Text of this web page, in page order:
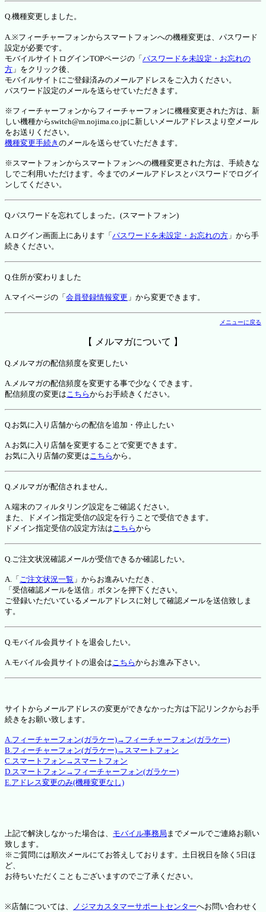
Q.機種変更しました。
A.※フィーチャーフォンからスマートフォンへの機種変更は、パスワード
設定が必要です。
モバイルサイトログインTOPページの「 パスワードを未設定・お忘れの
方 」をクリック後、
モバイルサイトにご登録済みのメールアドレスをご入力ください。
パスワード設定のメールを送らせていただきます。
※フィーチャーフォンからフィーチャーフォンに機種変更された方は、新
しい機種からswitch@m.nojima.co.jpに新しいメールアドレスより空メール
をお送りください。
機種変更手続き のメールを送らせていただきます。
※スマートフォンからスマートフォンへの機種変更された方は、手続きな
しでご利用いただけます。今までのメールアドレスとパスワードでログイ
ンしてください。
Q.パスワードを忘れてしまった。(スマートフォン)
A.ログイン画面上にあります「 パスワードを未設定・お忘れの方 」から手
続きください。
Q.住所が変わりました
A.マイページの「 会員登録情報変更 」から変更できます。
メニューに戻る
【 メルマガについて 】
Q.メルマガの配信頻度を変更したい
A.メルマガの配信頻度を変更する事で少なくできます。
配信頻度の変更はこちらからお手続きください。
Q.お気に入り店舗からの配信を追加・停止したい
A.お気に入り店舗を変更することで変更できます。
お気に入り店舗の変更はこちらから。
Q.メルマガが配信されません。
A.端末のフィルタリング設定をご確認ください。
また、ドメイン指定受信の設定を行うことで受信できます。
ドメイン指定受信の設定方法はこちらから
Q.ご注文状況確認メールが受信できるか確認したい。
A.「 ご注文状況一覧 」からお進みいただき、
「受信確認メールを送信」ボタンを押下ください。
ご登録いただいているメールアドレスに対して確認メールを送信致しま
す。
Q.モバイル会員サイトを退会したい。
A.モバイル会員サイトの退会はこちらからお進み下さい。
サイトからメールアドレスの変更ができなかった方は下記リンクからお手
続きをお願い致します。
A.フィーチャーフォン(ガラケー)→フィーチャーフォン(ガラケー)
B.フィーチャーフォン(ガラケー)→スマートフォン
C.スマートフォン→スマートフォン
D.スマートフォン→フィーチャーフォン(ガラケー)
E.アドレス変更のみ(機種変更なし)
上記で解決しなかった場合は、 モバイル事務局 までメールでご連絡お願い
致します。
※ご質問には順次メールにてお答えしております。土日祝日を除く5日ほ
ど、
お待ちいただくこともございますのでご了承ください。
※店舗については、 ノジマカスタマーサポートセンターへお問い合わせく